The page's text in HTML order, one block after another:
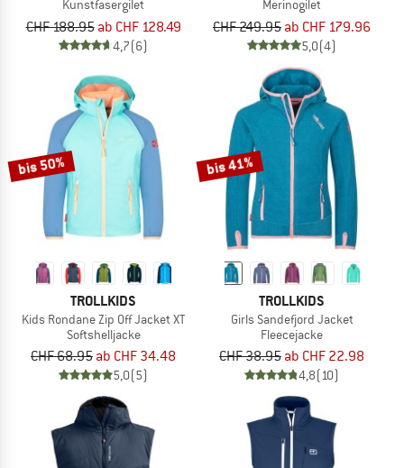
Kunstfasergilet
CHF 188.95 ab CHF 128.49
4,7(6)
Merinogilet
CHF 249.95 ab CHF 179.96
5,0(4)
bis 50%
TROLLKIDS
Kids Rondane Zip Off Jacket XT
Softshelljacke
CHF 68.95 ab CHF 34.48
5,0(5)
bis 41%
TROLLKIDS
Girls Sandefjord Jacket
Fleecejacke
CHF 38.95 ab CHF 22.98
4,8(10)